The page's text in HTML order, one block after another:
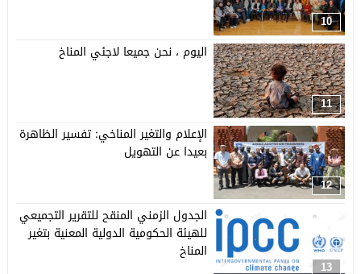
10
11
اليوم ، نحن جميعا لاجئي المناخ
12
الإعلام والتغير المناخي: تفسير الظاهرة
بعيدا عن التهويل
13
الجدول الزمني المنقح للتقرير التجميعي
للهيئة الحكومية الدولية المعنية بتغير
المناخ